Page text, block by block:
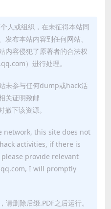
人或组织，在未征得本站同
布本站内容到任何网站、
内容侵犯了原著者的合法权
）进行处理。
未参与任何dump或hack活
关证明致邮
下该资源。
network, this site does not
activities, if there is
provide relevant
I will promptly
删除后缀.PDF之后运行。